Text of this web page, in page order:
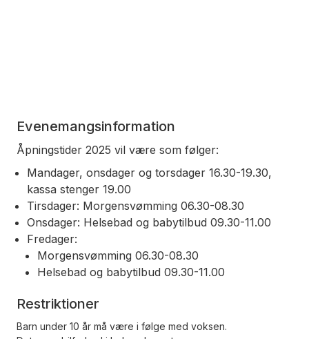
Evenemangsinformation
Åpningstider 2025 vil være som følger:
Mandager, onsdager og torsdager 16.30-19.30,
kassa stenger 19.00
Tirsdager: Morgensvømming 06.30-08.30
Onsdager: Helsebad og babytilbud 09.30-11.00
Fredager:
Morgensvømming 06.30-08.30
Helsebad og babytilbud 09.30-11.00
Restriktioner
Barn under 10 år må være i følge med voksen.